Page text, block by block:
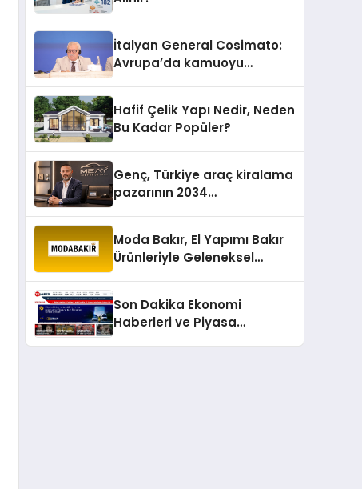
İtalyan General Cosimato:
Avrupa’da kamuoyu
Hafif Çelik Yapı Nedir, Neden
Bu Kadar Popüler?
Genç, Türkiye araç kiralama
pazarının 2034
Moda Bakır, El Yapımı Bakır
Ürünleriyle Geleneksel
Son Dakika Ekonomi
Haberleri ve Piyasa